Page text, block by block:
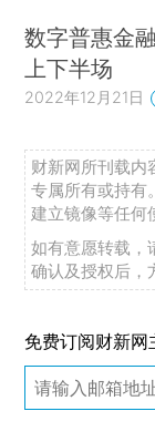
数字普惠金
上下半场
2022年12月21日
财新网所刊载内
专属所有或持有
建立镜像等任何
如有意愿转载，
确认及授权后，
免费订阅财新网